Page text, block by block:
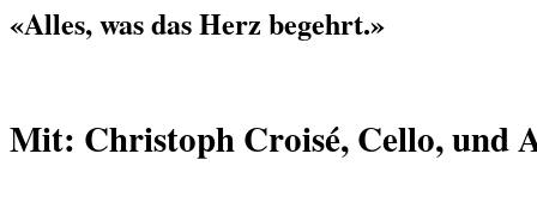
«Alles, was das Herz begehrt.»
Mit: Christoph Croisé, Cello, und